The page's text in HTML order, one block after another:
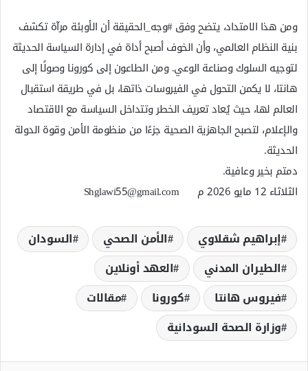
ومن هذا الامتداد، يتضح وفق #وجه_الحقيقة أن الأوبئة مرآة تكشف
بنية النظام العالمي، وأن الخوف أصبح أداة في إدارة السياسة الحديثة
لتوجيه السلوك وصناعة الوعي. ومن الطاعون إلى كورونا وصولًا إلى
هانتا، لا يكمن التحول في الفيروسات ذاتها، بل في طريقة استقبال
العالم لها، حيث يُعاد تعريف الخطر وتتداخل السياسة مع الاقتصاد
والإعلام، لتصبح الجاهزية الصحية جزءًا من منظومة الأمن وقوة الدولة
الحديثة.
دمتم بخير وعافية.
الثلاثاء 12 مايو 2026 م Shglawi55@gmail.com
إبراهيم شقلاوي الأمن الصحي
السودان
الطيران المدني
العهد أونلاين
فيروس هانتا
كورونا
مقالات
وزارة الصحة السودانية